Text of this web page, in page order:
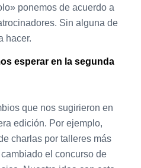
ponemos de acuerdo a
Sin alguna de
hacer.
esperar en la segunda
que nos sugirieron en
edición. Por ejemplo,
charlas por talleres más
el concurso de